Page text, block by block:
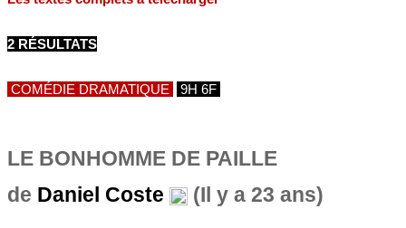
2 RÉSULTATS
COMÉDIE DRAMATIQUE 9H 6F
LE BONHOMME DE PAILLE
de Daniel Coste (Il y a 23 ans)